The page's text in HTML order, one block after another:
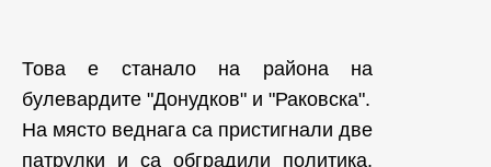
Това е станало на района на
булевардите "Донудков" и "Раковска".
На място веднага са пристигнали две
патрулки и са обградили политика.